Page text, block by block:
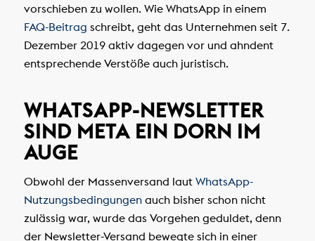
vorschieben zu wollen. Wie WhatsApp in einem
FAQ-Beitrag schreibt, geht das Unternehmen seit 7.
Dezember 2019 aktiv dagegen vor und ahndent
entsprechende Verstöße auch juristisch.
WHATSAPP-NEWSLETTER
SIND META EIN DORN IM
AUGE
Obwohl der Massenversand laut WhatsApp-
Nutzungsbedingungenauch bisher schon nicht
zulässig war, wurde das Vorgehen geduldet, denn
der Newsletter-Versand bewegte sich in einer